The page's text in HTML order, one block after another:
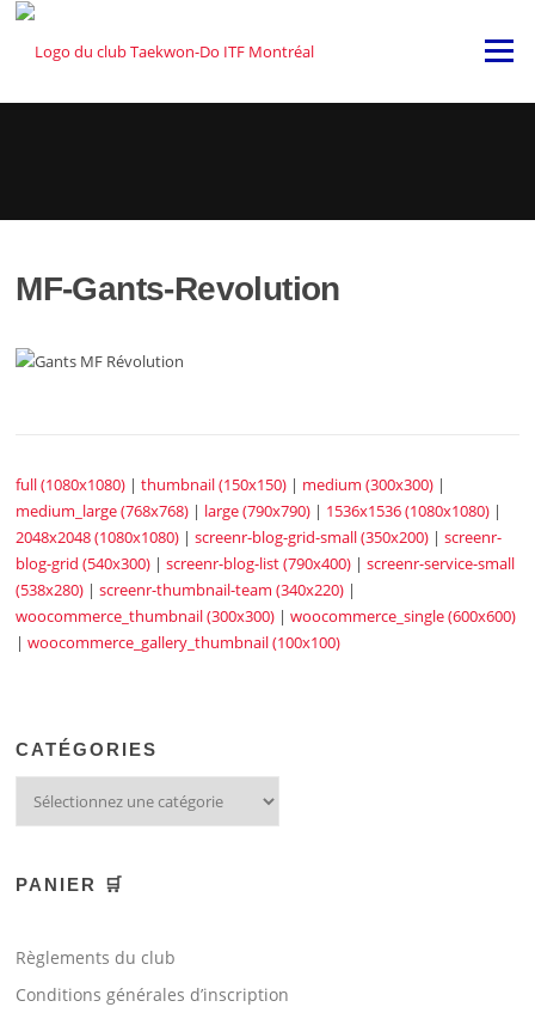
Skip
content
Menu
MF-Gants-Revolution
full (1080x1080) |thumbnail (150x150) | medium (300x300) |
medium_large (768x768) | large (790x790) | 1536x1536 (1080x1080) |
2048x2048 (1080x1080) |screenr-blog-grid-small (350x200) |screenr-
blog-grid (540x300) |screenr-blog-list (790x400) |screenr-service-small
(538x280) |screenr-thumbnail-team (340x220) |
woocommerce_thumbnail (300x300) |woocommerce_single (600x600)
|woocommerce_gallery_thumbnail (100x100)
CATÉGORIES
PANIER 🛒
Règlements du club
Conditions générales d’inscription